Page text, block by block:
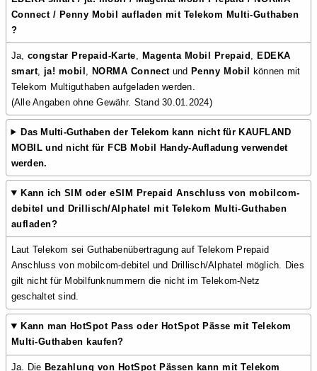
Connect / Penny Mobil aufladen mit Telekom Multi-Guthaben
?
Ja, congstar Prepaid-Karte Magenta Mobil Prepaid
EDEKA
smart, ja! mobil NORMA Connectund Penny Mobil können mit
Telekom Multiguthaben aufgeladen werden.
(Alle Angaben ohne Gewähr. Stand 30.01.2024)
Das Multi-Guthaben der Telekom kann nicht fürKAUFLAND
MOBIL und nicht fürFCB Mobil Handy-Aufladung verwendet
werden.
Kann ich SIM oder eSIM Prepaid Anschluss von mobilcom-
debitel und Drillisch/Alphatel mit Telekom Multi-Guthaben
aufladen?
Laut Telekom sei Guthabenübertragung auf Telekom Prepaid
Anschluss von mobilcom-debitel und Drillisch/Alphatel möglich. Dies
gilt nicht für Mobilfunknummern die nicht im Telekom-Netz
geschaltet sind.
Kann man HotSpot Pass oder HotSpot Pässe mit Telekom
Multi-Guthaben kaufen?
Ja. Die Bezahlung von HotSpot Pässen kann mit Telekom